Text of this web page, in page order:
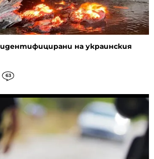
на украинския
63